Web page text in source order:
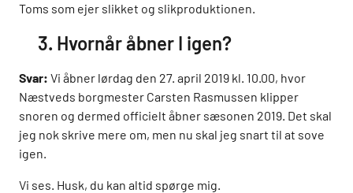
Toms som ejer slikket og slikproduktionen.
3. Hvornår åbner I igen?
Svar: Vi åbner lørdag den 27. april 2019 kl. 10.00, hvor
Næstveds borgmester Carsten Rasmussen klipper
snoren og dermed officielt åbner sæsonen 2019. Det skal
jeg nok skrive mere om, men nu skal jeg snart til at sove
igen.
Vi ses. Husk, du kan altid spørge mig.